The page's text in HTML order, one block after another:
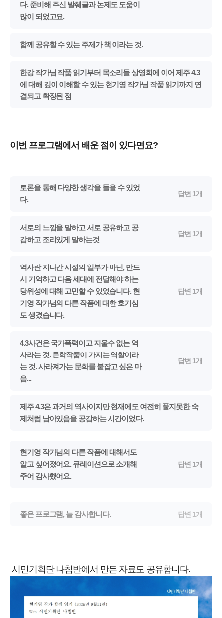
다. 준비해 주신 발췌글과 논제도 도움이
많이 되었고요.
함께 공유할 수 있는 주제가 책 이라는 것.
한강 작가님 작품 읽기부터 목소리들 상영회에 이어 제주 4.3
에 대해 깊이 이해할 수 있는 현기영 작가님 작품 읽기까지 연
결되고 확장된 점
이번 프로그램에서 배운 점이 있다면요?
토론을 통해 다양한 생각을 들을 수 있었
다.
답변 1개
서로의 느낌을 말하고 서로 공유하고 공
감하고 조리있게 말하는것
답변 1개
역사란 지나간 시절의 일부가 아닌, 반드
시 기억하고 다음 세대에 전달해야 하는
당위성에 대해 고민할 수 있었습니다. 현
기영 작가님의 다른 작품에 대한 호기심
도 생겼습니다.
답변 1개
4.3사건은 국가폭력이고 지울수 없는 역
사라는 것. 문학작품이 가지는 역할이라
는 것. 사라져가는 문화를 붙잡고 싶은 마
음...
답변 1개
제주 4.3은 과거의 역사이지만 현재에도 여전히 풀지못한 숙
제처럼 남아있음을 공감하는 시간이었다.
현기영 작가님의 다른 작품에 대해서도
알고 싶어졌어요. 큐레이션으로 소개해
주어 감사했어요.
답변 1개
좋은 프로그램, 늘 감사합니다. 답변 1개
시민기획단 나침반에서 만든 자료도 공유합니다.